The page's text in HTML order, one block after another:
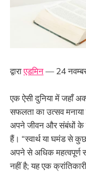
द्वाराएडमिन— 24
एक ऐसी दुनिया में जहाँ
सफलता का उत्सव मनाया
अपने जीवन और संबंधों के
हैं। “स्वार्थ या घमंड से
अपने से अधिक महत्वपूर्ण
नहीं है; यह एक